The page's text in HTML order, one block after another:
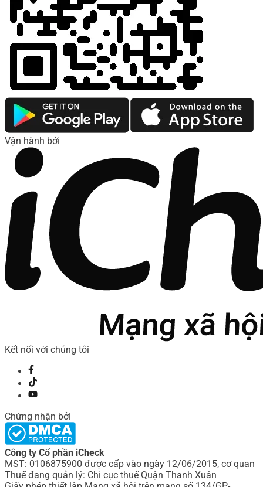
Vận hành bởi
Kết nối với chúng tôi
Chứng nhận bởi
Công ty Cổ phần iCheck
MST: 0106875900 được cấp vào ngày 12/06/2015, cơ quan
Thuế đang quản lý: Chi cục thuế Quận Thanh Xuân